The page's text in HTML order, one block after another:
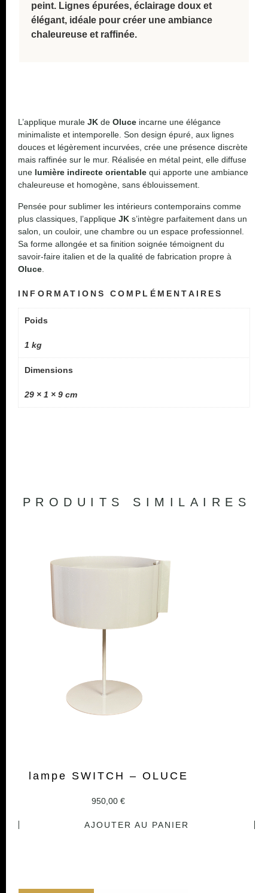
peint. Lignes épurées, éclairage doux et
élégant, idéale pour créer une ambiance
chaleureuse et raffinée.
INFORMATIONS COMPLÉMENTAIRES
Poids
1 kg
Dimensions
29 × 1 × 9 cm
L’applique murale JK de Oluce incarne une élégance
minimaliste et intemporelle. Son design épuré, aux lignes
douces et légèrement incurvées, crée une présence discrète
mais raffinée sur le mur. Réalisée en métal peint, elle diffuse
une lumière indirecte orientable qui apporte une ambiance
chaleureuse et homogène, sans éblouissement.
Pensée pour sublimer les intérieurs contemporains comme
plus classiques, l’applique JK s’intègre parfaitement dans un
salon, un couloir, une chambre ou un espace professionnel.
Sa forme allongée et sa finition soignée témoignent du
savoir-faire italien et de la qualité de fabrication propre à
Oluce
PRODUITS SIMILAIRES
lampe SWITCH – OLUCE
950,00€
AJOUTER AU PANIER